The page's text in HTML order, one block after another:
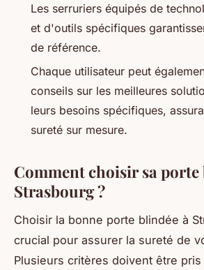
Les serruriers équipés de
et d'outils spécifiques
de référence.
Chaque utilisateur peut
conseils sur les meilleures
leurs besoins spécifiques,
sureté sur mesure.
Comment choisir sa porte
Strasbourg ?
Choisir la bonne porte blindée à
crucial pour assurer la sureté de
Plusieurs critères doivent être